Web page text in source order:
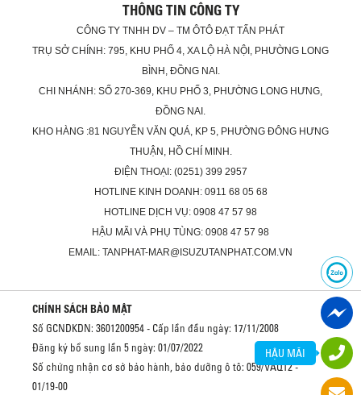
THÔNG TIN CÔNG TY
CÔNG TY TNHH DV – TM ÔTÔ ĐẠT TẤN PHÁT
TRỤ SỞ CHÍNH: 795, KHU PHỐ 4, XA LỘ HÀ NỘI, PHƯỜNG LONG
BÌNH, ĐỒNG NAI.
CHI NHÁNH: SỐ 270-369, KHU PHỐ 3, PHƯỜNG LONG HƯNG,
ĐỒNG NAI.
KHO HÀNG :81 NGUYỄN VĂN QUÁ, KP 5, PHƯỜNG ĐÔNG HƯNG
THUẬN, HỒ CHÍ MINH.
ĐIỆN THOẠI: (0251) 399 2957
HOTLINE KINH DOANH: 0911 68 05 68
HOTLINE DỊCH VỤ: 0908 47 57 98
HẬU MÃI VÀ PHỤ TÙNG: 0908 47 57 98
EMAIL: TANPHAT-MAR@ISUZUTANPHAT.COM.VN
CHÍNH SÁCH BẢO MẬT
Số GCNDKDN: 3601200954 - Cấp lần đầu ngày: 17/11/2008
Đăng ký bổ sung lần 5 ngày: 01/07/2022
Số chứng nhận cơ sở bảo hành, bảo dưỡng ô tô: 059/VAQ12 -
01/19-00
HẬU MÃI